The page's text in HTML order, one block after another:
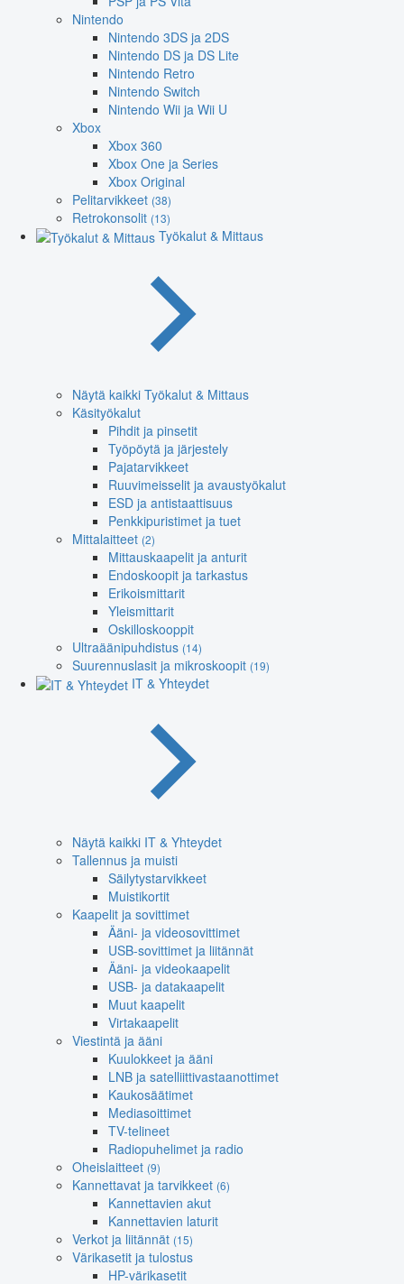
Nintendo
Nintendo 3DS ja 2DS
Nintendo DS ja DS Lite
Nintendo Retro
Nintendo Switch
Nintendo Wii ja Wii U
Xbox
Xbox 360
Xbox One ja Series
Xbox Original
Pelitarvikkeet (38)
Retrokonsolit (13)
Työkalut & Mittaus
Näytä kaikki Työkalut & Mittaus
Käsityökalut
Pihdit ja pinsetit
Työpöytä ja järjestely
Pajatarvikkeet
Ruuvimeisselit ja avaustyökalut
ESD ja antistaattisuus
Penkkipuristimet ja tuet
Mittalaitteet (2)
Mittauskaapelit ja anturit
Endoskoopit ja tarkastus
Erikoismittarit
Yleismittarit
Oskilloskooppit
Ultraäänipuhdistus (14)
Suurennuslasit ja mikroskoopit (19)
IT & Yhteydet
Näytä kaikki IT & Yhteydet
Tallennus ja muisti
Säilytystarvikkeet
Muistikortit
Kaapelit ja sovittimet
Ääni- ja videosovittimet
USB-sovittimet ja liitännät
Ääni- ja videokaapelit
USB- ja datakaapelit
Muut kaapelit
Virtakaapelit
Viestintä ja ääni
Kuulokkeet ja ääni
LNB ja satelliittivastaanottimet
Kaukosäätimet
Mediasoittimet
TV-telineet
Radiopuhelimet ja radio
Oheislaitteet (9)
Kannettavat ja tarvikkeet (6)
Kannettavien akut
Kannettavien laturit
Verkot ja liitännät (15)
Värikasetit ja tulostus
HP-värikasetit